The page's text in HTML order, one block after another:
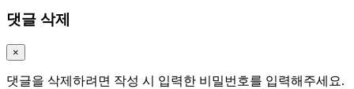
댓글 삭제
×
댓글을 삭제하려면 작성 시 입력한 비밀번호를 입력해주세요.